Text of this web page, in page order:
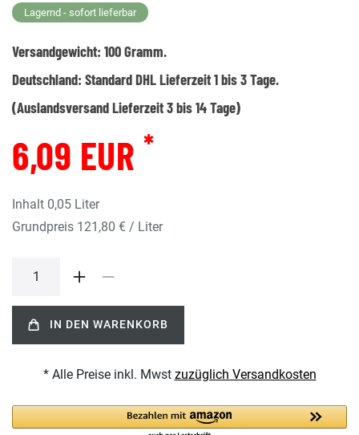
Lagernd - sofort lieferbar
Versandgewicht: 100Gramm.
Deutschland: Standard DHL Lieferzeit 1 bis 3 Tage.
(Auslandsversand Lieferzeit 3 bis 14 Tage)
6,09 EUR *
Inhalt 0,05 Liter
Grundpreis 121,80 € / Liter
IN DEN WARENKORB
* Alle Preise inkl. Mwst zuzüglich Versandkosten